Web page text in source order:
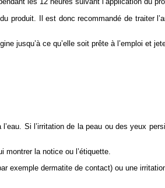
produit. Il est donc recommandé de traiter
jusqu’à ce qu’elle soit prête à l’emploi et
Si l’irritation de la peau ou des yeux
montrer la notice ou l’étiquette.
exemple dermatite de contact) ou une